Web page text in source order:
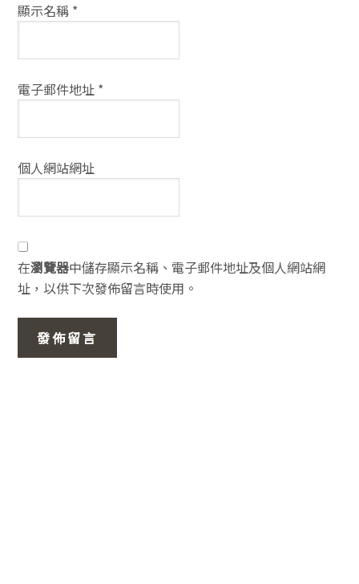
顯示名稱 *
電子郵件地址 *
個人網站網址
在瀏覽器中儲存顯示名稱、電子郵件地址及個人網站網
址，以供下次發佈留言時使用。